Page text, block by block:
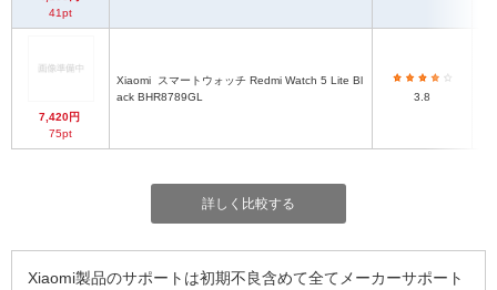
41pt
7,420円
75pt
Xiaomi
ack BHR8789GL
3.8
詳しく比較する
Xiaomi製品のサポートは初期不良含めて全てメーカーサポート